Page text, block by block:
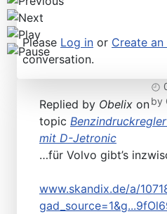
Please Log in or Create
conversation.
by
Replied by Obelix on
topic
mit D-Jetronic
…für Volvo gibt’s
www.skandix.de/a/